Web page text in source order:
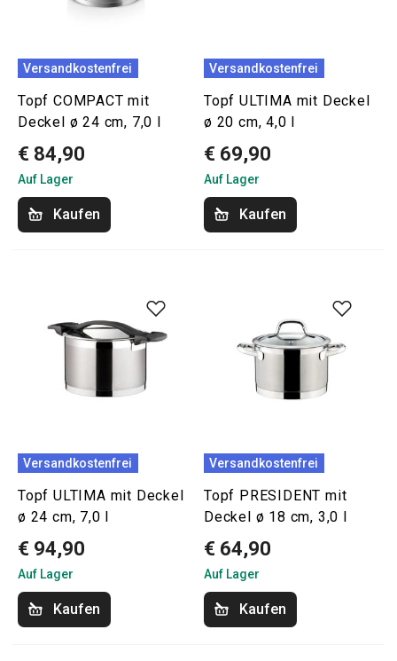
Versandkostenfrei
Topf COMPACT mit
Deckel ø 24 cm, 7,0 l
€ 84,90
Auf Lager
Kaufen
Versandkostenfrei
Topf ULTIMA mit Deckel
ø 20 cm, 4,0 l
€ 69,90
Auf Lager
Kaufen
Versandkostenfrei
Topf ULTIMA mit Deckel
ø 24 cm, 7,0 l
€ 94,90
Auf Lager
Kaufen
Versandkostenfrei
Topf PRESIDENT mit
Deckel ø 18 cm, 3,0 l
€ 64,90
Auf Lager
Kaufen